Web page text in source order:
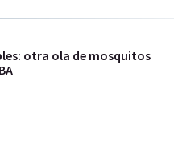
otra ola de mosquitos